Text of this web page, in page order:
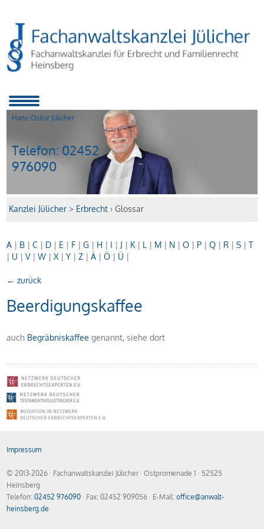
Hans-Oskar Jülicher
Telefon: 02452
976090
Kanzlei Jülicher > Erbrecht ›Glossar
A | B |C | D | E | F |G | H | I | J | K | L | M | N |O | P |Q | R |S |T
| U |V|W |X |Y |Z |Ä |Ö | Ü |
← zurück
Beerdigungskaffee
auch Begräbniskaffee genannt, siehe dort
Impressum
© 2013-2026 · Fachanwaltskanzlei Jülicher · Ostpromenade 1 · 52525
Heinsberg
Telefon:02452 976090 · Fax: 02452 909056 · E-Mail:office@anwalt-
heinsberg.de